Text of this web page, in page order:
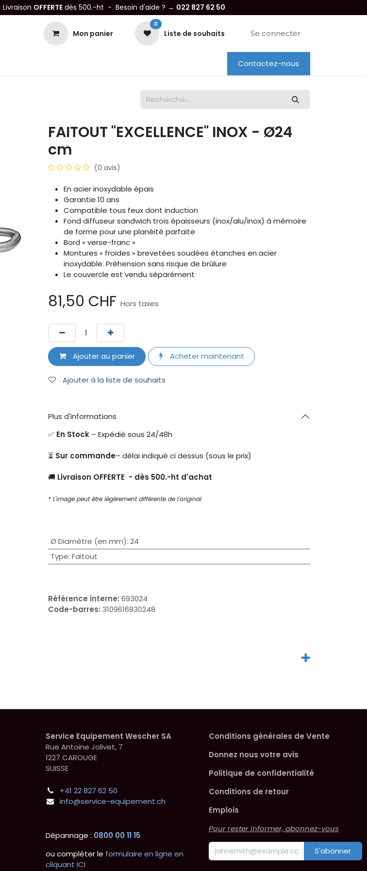
Livraison OFFERTE dès 500.-ht - Besoin d'aide ? → 022 827 62 50
Mon panier
0
Liste de souhaits Se connecter
Dépannage Location
Contactez-nous
FAITOUT "EXCELLENCE" INOX - Ø24
cm
(0 avis)
En acier inoxydable épais
Garantie 10 ans
Compatible tous feux dont induction
Fond diffuseur sandwich trois épaisseurs (inox/alu/inox) à mémoire
de forme pour une planéité parfaite
Bord « verse-franc »
Montures « froides » brevetées soudées étanches en acier
inoxydable. Préhension sans risque de brûlure
Le couvercle est vendu séparément
81,50 CHF Hors taxes
Ajouter au panier Acheter maintenant
Ajouter à la liste de souhaits
Plus d'informations
✅ En Stock – Expédié sous 24/48h
⏳ Sur commande– délai indiqué ci dessus (sous le prix)
🚚 Livraison OFFERTE - dès 500.-ht d'achat
* L'image peut être légèrement différente de l'original
Ø Diamètre (en mm): 24
Type: Faitout
Référence interne: 693024
Code-barres: 3109616930248
Service Equipement Wescher SA
Rue Antoine Jolivet, 7
1227 CAROUGE
SUISSE
Conditions générales de Vente
Donnez nous votre avis
Politique de confidentialité
Conditions de retour
Emplois
Pour rester informer, abonnez-vous
S'abonner
+41 22 827 62 50
info@service-equipement.ch
Dépannage : 0800 00 11 15
ou compléter le formulaire en ligne en
cliquant ICI